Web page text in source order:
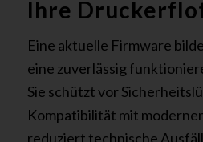
Ihre
Eine aktuelle Firmware
eine zuverlässig
Sie schützt vor
Kompatibilität mit
reduziert technische